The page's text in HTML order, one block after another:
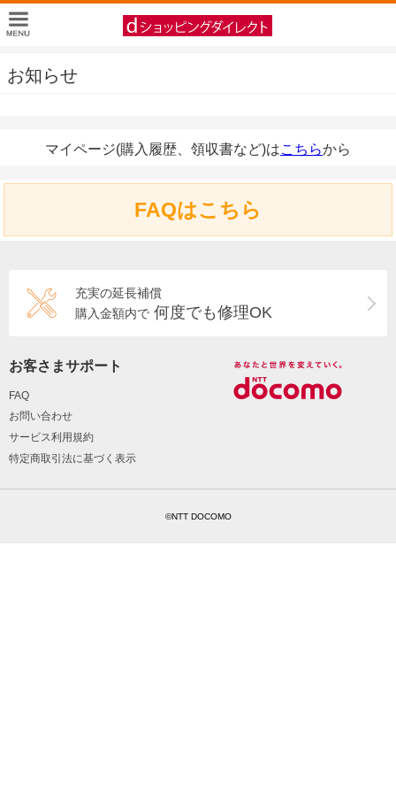
お知らせ
マイページ(購入履歴、領収書など)はこちらから
FAQはこちら
充実の延長補償
購入金額内で 何度でも修理OK
お客さまサポート
FAQ
お問い合わせ
サービス利用規約
特定商取引法に基づく表示
©NTT DOCOMO